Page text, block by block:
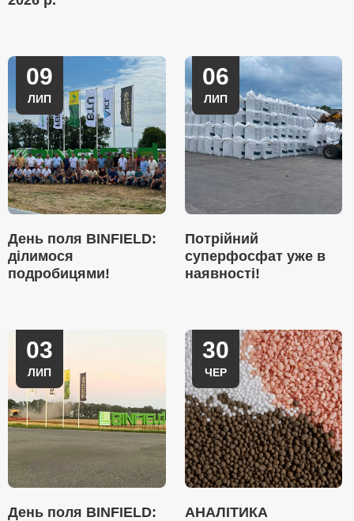
09
ЛИП
День поля BINFIELD:
ділимося
подробицями!
06
ЛИП
Потрійний
суперфосфат уже в
наявності!
03
ЛИП
День поля BINFIELD:
30
ЧЕР
АНАЛІТИКА